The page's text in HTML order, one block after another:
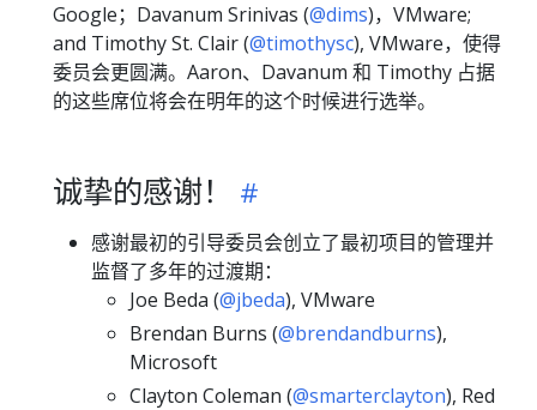
Google；Davanum Srinivas (@dims)，VMware;
and Timothy St. Clair (@timothysc), VMware，使得
委员会更圆满。Aaron、Davanum 和 Timothy 占据
的这些席位将会在明年的这个时候进行选举。
诚挚的感谢！
感谢最初的引导委员会创立了最初项目的管理并
监督了多年的过渡期：
Joe Beda (@jbeda), VMware
Brendan Burns (@brendandburns),
Microsoft
Clayton Coleman (@smarterclayton), Red